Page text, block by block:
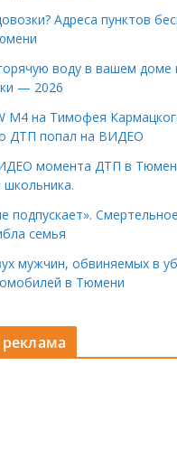
Адреса пунктов
воду в вашем доме
— 2026
M4 на Тимофея
ДТП попал на ВИДЕО
момента ДТП в
подпускает».
семья
мужчин, обвиняемых в
в Тюмени